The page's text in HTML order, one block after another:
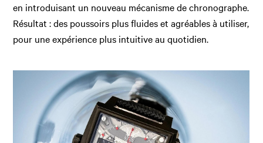
en introduisant un nouveau mécanisme de chronographe.
Résultat : des poussoirs plus fluides et agréables à utiliser,
pour une expérience plus intuitive au quotidien.